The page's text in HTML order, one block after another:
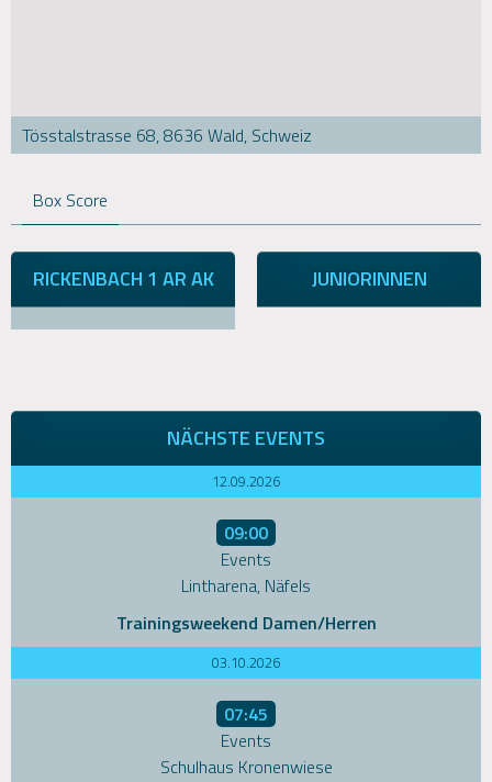
Tösstalstrasse 68, 8636 Wald, Schweiz
Box Score
RICKENBACH 1 AR AK JUNIORINNEN
NÄCHSTE EVENTS
12.09.2026
09:00
Events
Lintharena, Näfels
Trainingsweekend Damen/Herren
03.10.2026
07:45
Events
Schulhaus Kronenwiese